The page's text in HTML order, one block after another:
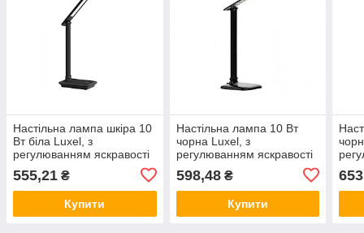
Настільна лампа шкіра 10
Вт біла Luxel, з
регулюванням яскравості
TL-13B Люксел сенсорна,
світильник лід
555,21 ₴
Купити
Настільна лампа 10 Вт
чорна Luxel, з
регулюванням яскравості
TL-12B Люксел сенсорна,
світильник лід
598,48₴
Купити